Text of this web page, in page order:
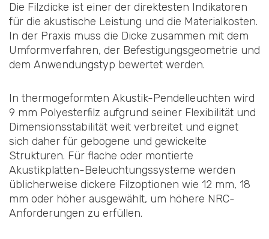
Die Filzdicke ist einer der direktesten Indikatoren
für die akustische Leistung und die Materialkosten.
In der Praxis muss die Dicke zusammen mit dem
Umformverfahren, der Befestigungsgeometrie und
dem Anwendungstyp bewertet werden.
In thermogeformten Akustik-Pendelleuchten wird
9 mm Polyesterfilz aufgrund seiner Flexibilität und
Dimensionsstabilität weit verbreitet und eignet
sich daher für gebogene und gewickelte
Strukturen. Für flache oder montierte
Akustikplatten-Beleuchtungssysteme werden
üblicherweise dickere Filzoptionen wie 12 mm, 18
mm oder höher ausgewählt, um höhere NRC-
Anforderungen zu erfüllen.